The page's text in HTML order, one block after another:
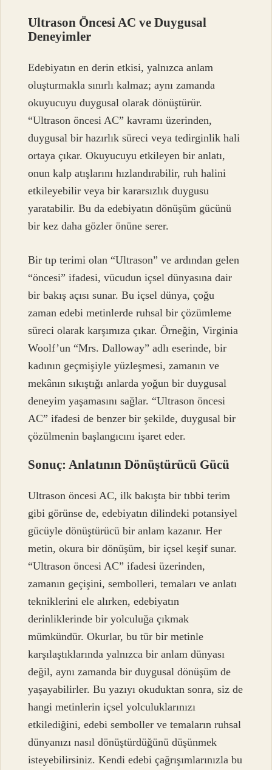
Ultrason Öncesi AC ve Duygusal
Deneyimler
Edebiyatın en derin etkisi, yalnızca anlam
oluşturmakla sınırlı kalmaz; aynı zamanda
okuyucuyu duygusal olarak dönüştürür.
“Ultrason öncesi AC” kavramı üzerinden,
duygusal bir hazırlık süreci veya tedirginlik hali
ortaya çıkar. Okuyucuyu etkileyen bir anlatı,
onun kalp atışlarını hızlandırabilir, ruh halini
etkileyebilir veya bir kararsızlık duygusu
yaratabilir. Bu da edebiyatın dönüşüm gücünü
bir kez daha gözler önüne serer.
Bir tıp terimi olan “Ultrason” ve ardından gelen
“öncesi” ifadesi, vücudun içsel dünyasına dair
bir bakış açısı sunar. Bu içsel dünya, çoğu
zaman edebi metinlerde ruhsal bir çözümleme
süreci olarak karşımıza çıkar. Örneğin, Virginia
Woolf’un “Mrs. Dalloway” adlı eserinde, bir
kadının geçmişiyle yüzleşmesi, zamanın ve
mekânın sıkıştığı anlarda yoğun bir duygusal
deneyim yaşamasını sağlar. “Ultrason öncesi
AC” ifadesi de benzer bir şekilde, duygusal bir
çözülmenin başlangıcını işaret eder.
Sonuç: Anlatının Dönüştürücü Gücü
Ultrason öncesi AC, ilk bakışta bir tıbbi terim
gibi görünse de, edebiyatın dilindeki potansiyel
gücüyle dönüştürücü bir anlam kazanır. Her
metin, okura bir dönüşüm, bir içsel keşif sunar.
“Ultrason öncesi AC” ifadesi üzerinden,
zamanın geçişini, sembolleri, temaları ve anlatı
tekniklerini ele alırken, edebiyatın
derinliklerinde bir yolculuğa çıkmak
mümkündür. Okurlar, bu tür bir metinle
karşılaştıklarında yalnızca bir anlam dünyası
değil, aynı zamanda bir duygusal dönüşüm de
yaşayabilirler. Bu yazıyı okuduktan sonra, siz de
hangi metinlerin içsel yolculuklarınızı
etkilediğini, edebi semboller ve temaların ruhsal
dünyanızı nasıl dönüştürdüğünü düşünmek
isteyebilirsiniz. Kendi edebi çağrışımlarınızla bu